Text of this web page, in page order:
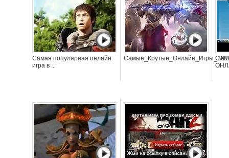
Самая популярная онлайн
игра в ...